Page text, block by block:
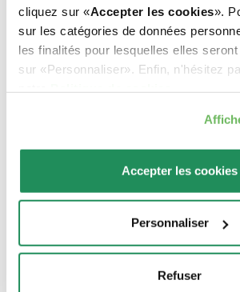
cliquez sur «Accepter les cookies».
sur les catégories de données
les finalités pour lesquelles elles
sur «Personnaliser». Enfin, n'hésitez
Accepter les cookies
Personnaliser
Refuser
Quel est leur
Découvrez nos meilleurs